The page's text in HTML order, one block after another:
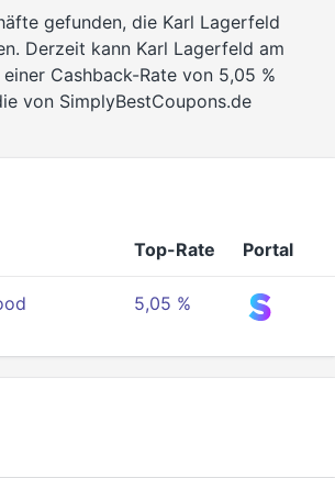
gefunden, die Karl Lagerfeld
Derzeit kann Karl Lagerfeld am
Cashback-Rate von 5,05 %
von SimplyBestCoupons.de
Top-Rate Portal
5,05 %